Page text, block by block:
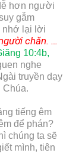
hơn người
gẫm
nhớ lại lời
chăn. …
10:4b,
nghe
truyền dạy
Chúa.
tiếng êm
để phán?
chúng ta sẽ
mình, tiên